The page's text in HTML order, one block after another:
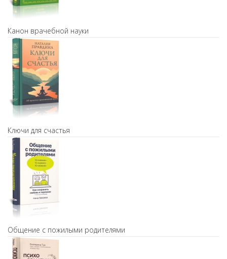
Канон врачебной науки
Ключи для счастья
Общение с пожилыми родителями